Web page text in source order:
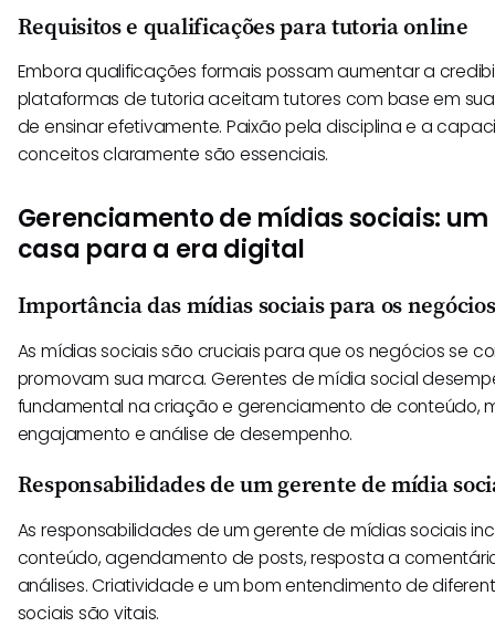
Requisitos e qualificações para tutoria online
Embora qualificações formais possam aumentar a
plataformas de tutoria aceitam tutores com base em
de ensinar efetivamente. Paixão pela disciplina e a
conceitos claramente são essenciais.
Gerenciamento de mídias sociais:
casa para a era digital
Importância das mídias sociais para os negócios
As mídias sociais são cruciais para que os negócios se
promovam sua marca. Gerentes de mídia social
fundamental na criação e gerenciamento de conteúdo,
engajamento e análise de desempenho.
Responsabilidades de um gerente de mídia
As responsabilidades de um gerente de mídias sociais
conteúdo, agendamento de posts, resposta a
análises. Criatividade e um bom entendimento de
sociais são vitais.